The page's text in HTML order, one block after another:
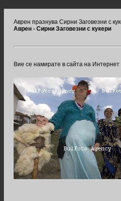
Аврен празнува Сирни Заговезни с
Аврен - Сирни Заговезни с кукери
Вие се намирате в сайта на